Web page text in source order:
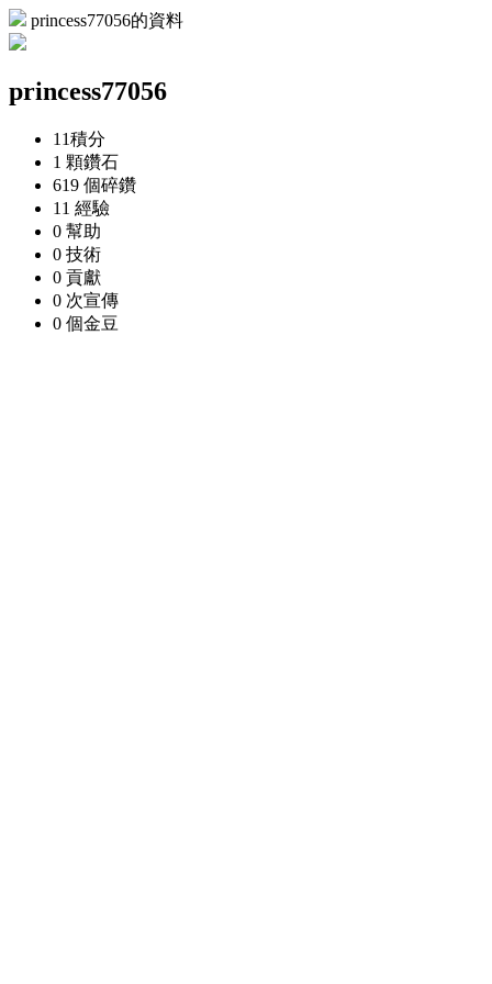
princess77056的資料
princess77056
11積分
1 顆鑽石
619 個碎鑽
11 經驗
0 幫助
0 技術
0 貢獻
0 次宣傳
0 個金豆